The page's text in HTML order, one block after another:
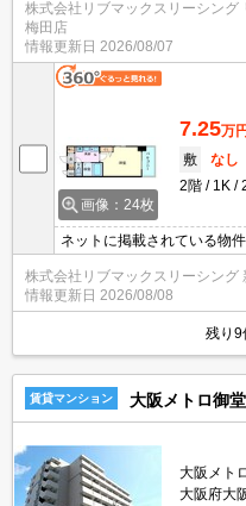
掲載されている物件は全てご
株式会社リブマックスリーシング
梅田店
情報更新日 2026/08/07
画像：24枚
7.25万円
敷
なし
2階
1K
ネットに掲載されている物
済可能★保証人不要★ご内
株式会社リブマックスリーシング
情報更新日 2026/08/08
残り9
賃貸マンション 大阪メトロ御
大阪メト
大阪府大